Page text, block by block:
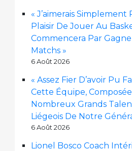
« J’aimerais
Plaisir De Jouer Au
Commencera Par
Matchs »
6 Août 2026
« Assez Fier D’avoir Pu
Cette Équipe,
Nombreux Grands
Liégeois De Notre
6 Août 2026
Lionel Bosco Coach